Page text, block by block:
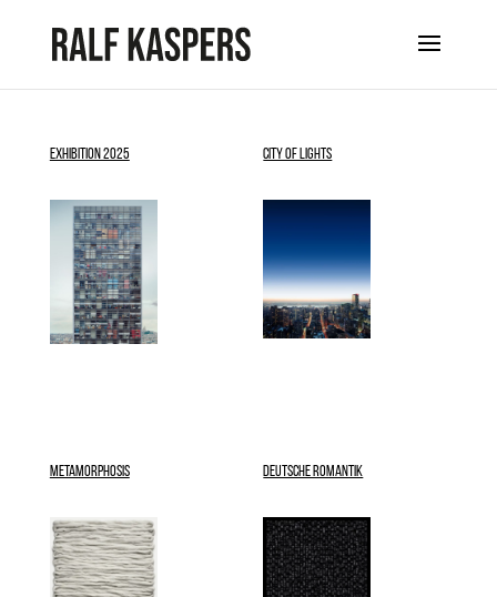
EXHIBITION 2025 CITY OF LIGHTS
METAMORPHOSIS DEUTSCHE ROMANTIK